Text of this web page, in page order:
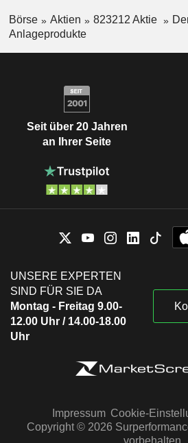
Börse Aktien 823212 Aktie
Anlageprodukte
Seit über 20 Jahren
an Ihrer Seite
UNSERE EXPERTEN
SIND FÜR SIE DA
Montag - Freitag 9.00-
12.00 Uhr / 14.00-18.00
Uhr
Impressum Cookie-
Copyright © 2026
vorbehalten.